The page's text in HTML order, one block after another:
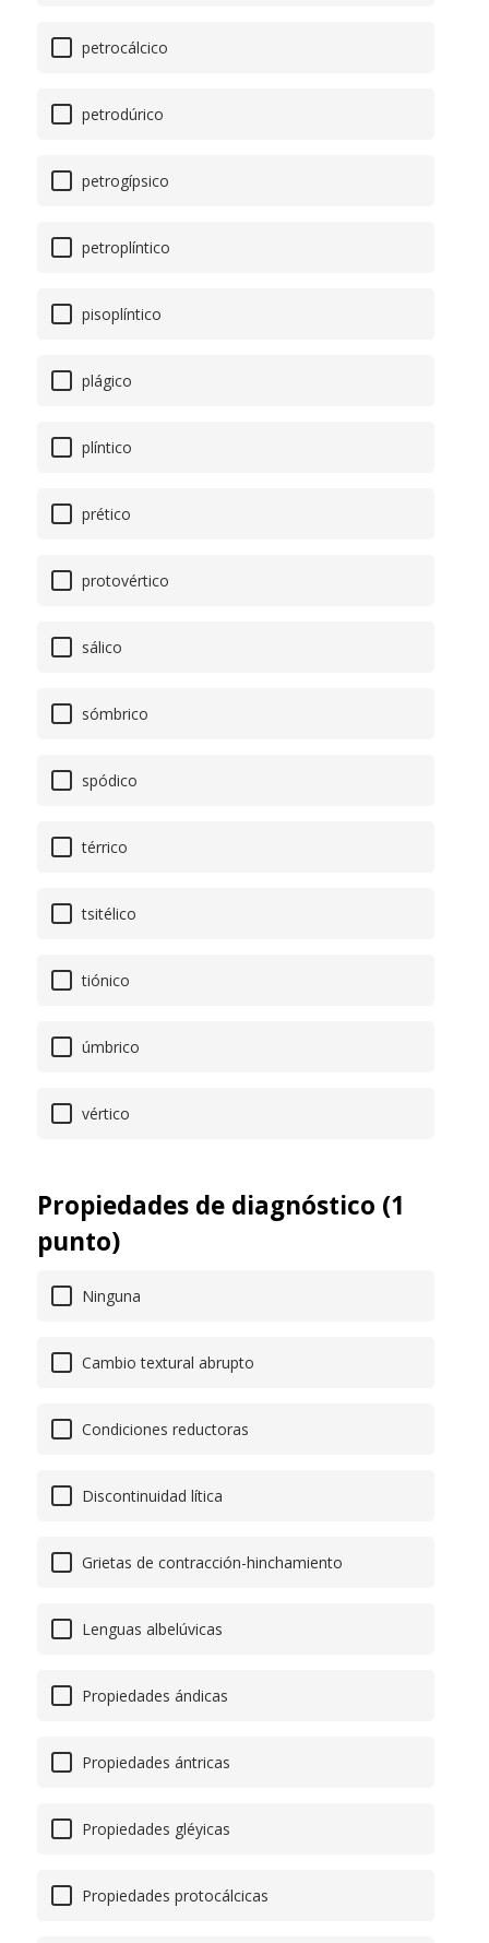
petrocálcico
petrodúrico
petrogípsico
petroplíntico
pisoplíntico
plágico
plíntico
prético
protovértico
sálico
sómbrico
spódico
térrico
tsitélico
tiónico
úmbrico
vértico
Propiedades de diagnóstico (1
punto)
Ninguna
Cambio textural abrupto
Condiciones reductoras
Discontinuidad lítica
Grietas de contracción-hinchamiento
Lenguas albelúvicas
Propiedades ándicas
Propiedades ántricas
Propiedades gléyicas
Propiedades protocálcicas